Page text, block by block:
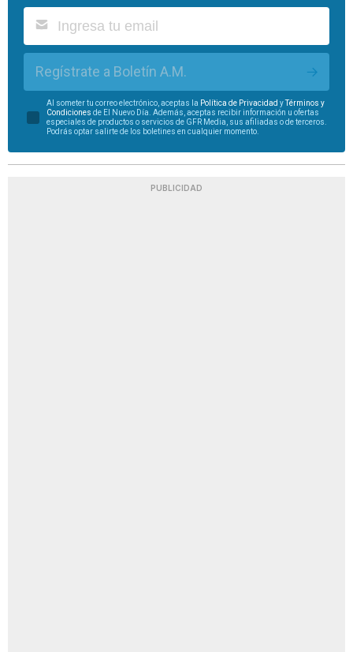
Regístrate a Boletín A.M.
Al someter tu correo electrónico, aceptas la Política de Privacidad yTérminos y
Condiciones de El Nuevo Día. Además, aceptas recibir información u ofertas
especiales de productos o servicios de GFR Media, sus afiliadas o de terceros.
Podrás optar salirte de los boletines en cualquier momento.
PUBLICIDAD